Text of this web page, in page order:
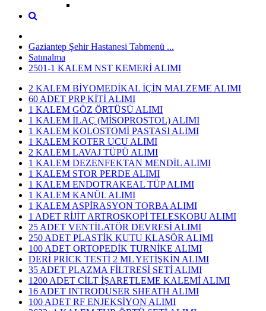
Gaziantep Şehir Hastanesi Tabmenü ...
Satınalma
2501-1 KALEM NST KEMERİ ALIMI
2 KALEM BİYOMEDİKAL İÇİN MALZEME ALIMI
60 ADET PRP KİTİ ALIMI
1 KALEM GÖZ ÖRTÜSÜ ALIMI
1 KALEM İLAÇ (MİSOPROSTOL) ALIMI
1 KALEM KOLOSTOMİ PASTASI ALIMI
1 KALEM KOTER UCU ALIMI
2 KALEM LAVAJ TÜPÜ ALIMI
1 KALEM DEZENFEKTAN MENDİL ALIMI
1 KALEM STOR PERDE ALIMI
1 KALEM ENDOTRAKEAL TÜP ALIMI
1 KALEM KANÜL ALIMI
1 KALEM ASPİRASYON TORBA ALIMI
1 ADET RİJİT ARTROSKOPİ TELESKOBU ALIMI
25 ADET VENTİLATÖR DEVRESİ ALIMI
250 ADET PLASTİK KUTU KLASÖR ALIMI
100 ADET ORTOPEDİK TURNİKE ALIMI
DERİ PRİCK TESTİ 2 ML YETİŞKİN ALIMI
35 ADET PLAZMA FİLTRESİ SETİ ALIMI
1200 ADET CİLT İŞARETLEME KALEMİ ALIMI
16 ADET INTRODUSER SHEATH ALIMI
100 ADET RF ENJEKSİYON ALIMI